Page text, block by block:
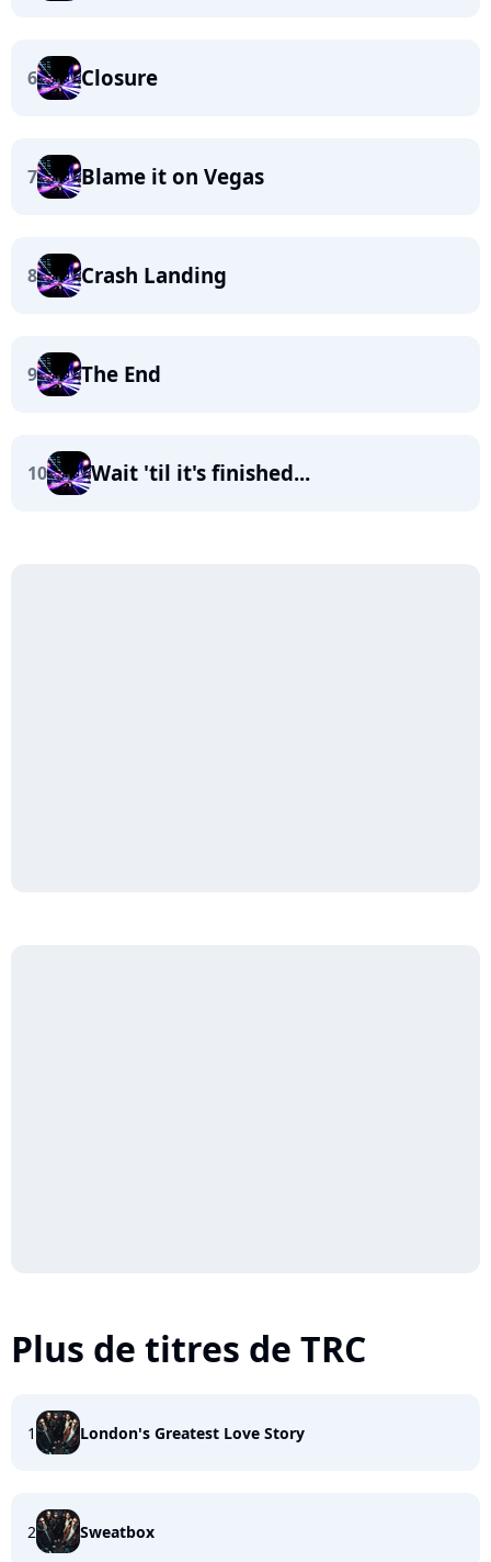
6 Closure
7 Blame it on Vegas
8 Crash Landing
9 The End
10 Wait 'til it's finished...
Plus de titres de TRC
1 London's Greatest Love Story
2 Sweatbox